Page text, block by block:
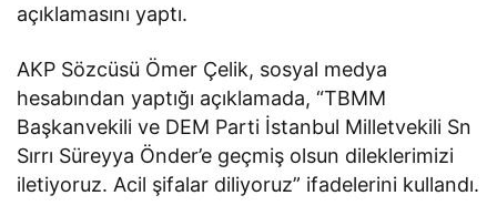
açıklamasını yaptı.
AKP Sözcüsü Ömer Çelik, sosyal medya
hesabından yaptığı açıklamada, “TBMM
Başkanvekili ve DEM Parti İstanbul Milletvekili Sn
Sırrı Süreyya Önder’e geçmiş olsun dileklerimizi
iletiyoruz. Acil şifalar diliyoruz” ifadelerini kullandı.